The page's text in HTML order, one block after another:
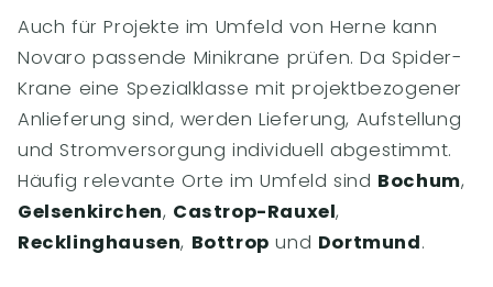
Auch für Projekte im Umfeld von Herne kann
Novaro passende Minikrane prüfen. Da Spider-
Krane eine Spezialklasse mit projektbezogener
Anlieferung sind, werden Lieferung, Aufstellung
und Stromversorgung individuell abgestimmt.
Häufig relevante Orte im Umfeld sind Bochum,
Gelsenkirchen, Castrop-Rauxel,
Recklinghausen, Bottrop und Dortmund.